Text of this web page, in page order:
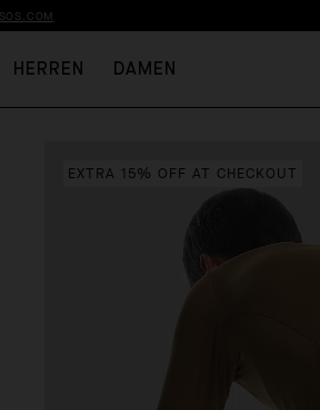
HERREN DAMEN
EXTRA 15% OFF AT CHECKOUT